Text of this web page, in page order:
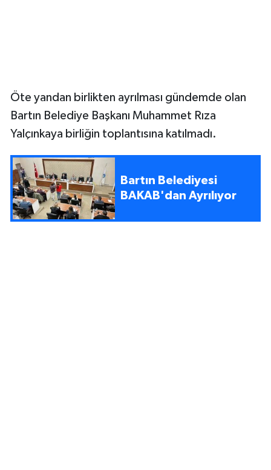
Öte yandan birlikten ayrılması gündemde olan
Bartın Belediye Başkanı Muhammet Rıza
Yalçınkaya birliğin toplantısına katılmadı.
Bartın Belediyesi
BAKAB'dan Ayrılıyor